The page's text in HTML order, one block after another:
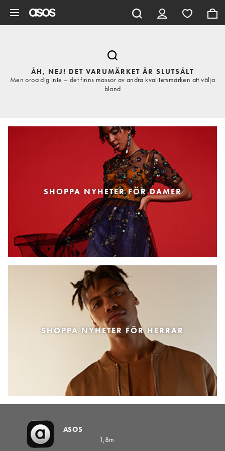
ÅH, NEJ! DET VARUMÄRKET ÄR SLUTSÅLT
Men oroa dig inte – det finns massor av andra kvalitetsmärken att välja
bland
SHOPPA NYHETER FÖR DAMER
SHOPPA NYHETER FÖR HERRAR
ASOS
1,8m